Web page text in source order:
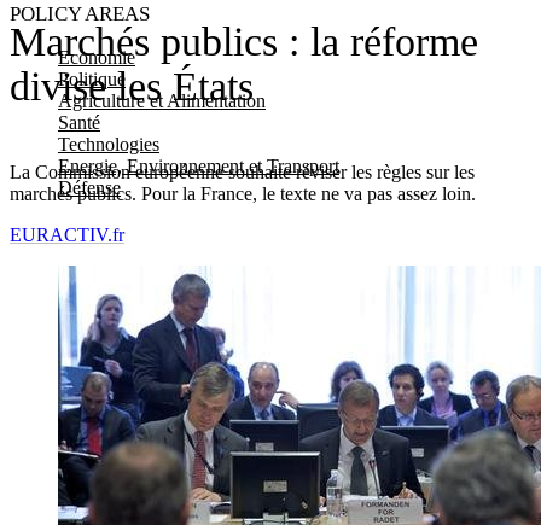
POLICY AREAS
Economie
Politique
Agriculture et Alimentation
Santé
Technologies
Energie, Environnement et Transport
Défense
Marchés publics : la réforme
divise les États
La Commission européenne souhaite réviser les règles sur les
marchés publics. Pour la France, le texte ne va pas assez loin.
EURACTIV.fr